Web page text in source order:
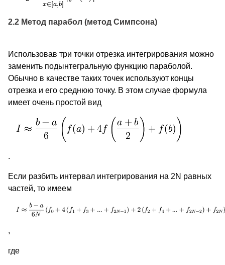
2.2 Метод парабол (метод Симпсона)
Использовав три точки отрезка интегрирования можно
заменить подынтегральную функцию параболой.
Обычно в качестве таких точек используют концы
отрезка и его среднюю точку. В этом случае формула
имеет очень простой вид
.
Если разбить интервал интегрирования на 2N равных
частей, то имеем
,
где